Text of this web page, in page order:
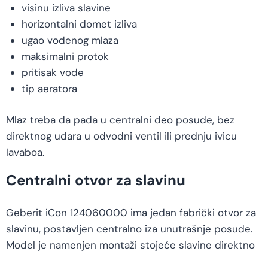
visinu izliva slavine
horizontalni domet izliva
ugao vodenog mlaza
maksimalni protok
pritisak vode
tip aeratora
Mlaz treba da pada u centralni deo posude, bez
direktnog udara u odvodni ventil ili prednju ivicu
lavaboa.
Centralni otvor za slavinu
Geberit iCon 124060000 ima jedan fabrički otvor za
slavinu, postavljen centralno iza unutrašnje posude.
Model je namenjen montaži stojeće slavine direktno